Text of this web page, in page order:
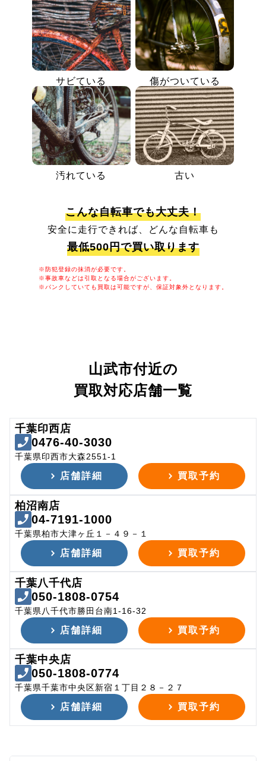
サビている 傷がついている
汚れている 古い
こんな自転車でも大丈夫！
安全に走行できれば、どんな自転車も
最低500円で買い取ります
※防犯登録の抹消が必要です。
※事故車などは引取となる場合がございます。
※パンクしていても買取は可能ですが、保証対象外となります。
山武市付近の
買取対応店舗一覧
千葉印西店
0476-40-3030
千葉県印西市大森2551-1
店舗詳細 買取予約
柏沼南店
04-7191-1000
千葉県柏市大津ヶ丘１－４９－１
店舗詳細 買取予約
千葉八千代店
050-1808-0754
千葉県八千代市勝田台南1-16-32
店舗詳細 買取予約
千葉中央店
050-1808-0774
千葉県千葉市中央区新宿１丁目２８－２７
店舗詳細 買取予約